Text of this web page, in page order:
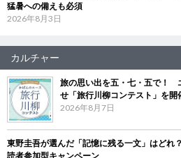
猛暑への備えも必須
2026年8月3日
カルチャー
旅の思い出を五・七・五で！
せ「旅行川柳コンテスト」を開
2026年8月7日
東野圭吾が選んだ「記憶に残る一文」はど
読者参加型キャンペーン